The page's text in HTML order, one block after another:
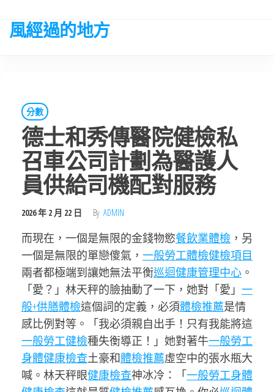
the
風經過的地方
分數
德士和秀傳醫院健檢私
召車公司計劃為醫護人
員供給司機配對服務
2026 年 2 月 22 日 By ADMIN
而現在，一個是無限的金錢物慾餐飲業體檢 ，另
一個是無限的單戀傻氣， 一般勞工體檢健檢項目
兩者都極端到讓她無法平衡巡迴健康管理中心 。
「愛？」林天秤的臉抽動了一下，她對「愛」 一
般+供膳體檢這個詞的定義，必須體檢推薦是情
感比例對等。「我必須親自出手！只有我能將這
一般勞工健檢種失衡導正！」她對著牛一般勞工
身體健康檢查土豪和體檢推薦虛空中的張水瓶大
喊。林天秤眼健康檢查神冰冷：「一般勞工身體